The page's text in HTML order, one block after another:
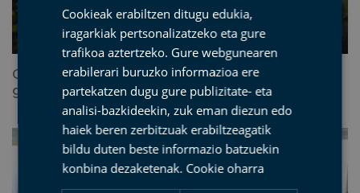
Geodibertsitatea. Harkaitzek ematen diguten
guztia
Cookieak erabiltzen ditugu edukia,
iragarkiak pertsonalizatzeko eta gure
trafikoa aztertzeko. Gure webgunearen
erabilerari buruzko informazioa ere
partekatzen dugu gure publizitate- eta
analisi-bazkideekin, zuk eman diezun edo
haiek beren zerbitzuak erabiltzeagatik
bildu duten beste informazio batzuekin
konbina dezaketenak. Cookie oharra